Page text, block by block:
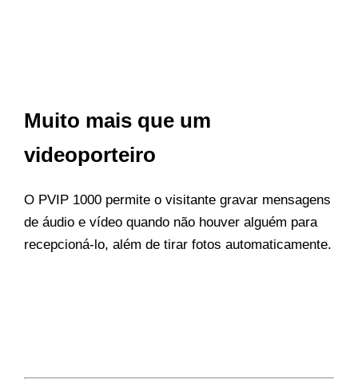
Muito mais que um
videoporteiro
O PVIP 1000 permite o visitante gravar mensagens
de áudio e vídeo quando não houver alguém para
recepcioná-lo, além de tirar fotos automaticamente.